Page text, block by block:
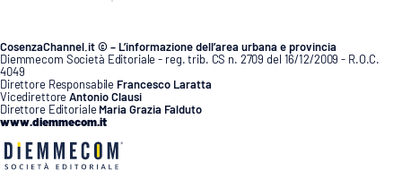
CosenzaChannel.it © – L’informazione dell’area urbana e provincia
Diemmecom Società Editoriale - reg. trib. CS n. 2709 del 16/12/2009 - R.O.C.
4049
Direttore Responsabile Francesco Laratta
VicedirettoreAntonio Clausi
Direttore Editoriale Maria Grazia Falduto
www.diemmecom.it